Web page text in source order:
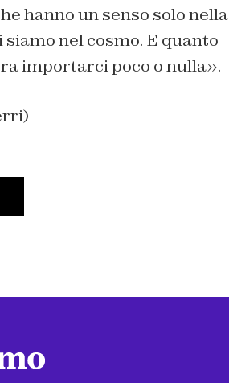
hanno un senso solo nella
nel cosmo. E quanto
importarci poco o nulla».